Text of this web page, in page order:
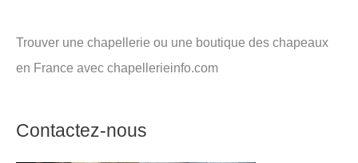
Trouver une chapellerie ou une boutique des chapeaux
en France avec chapellerieinfo.com
Contactez-nous